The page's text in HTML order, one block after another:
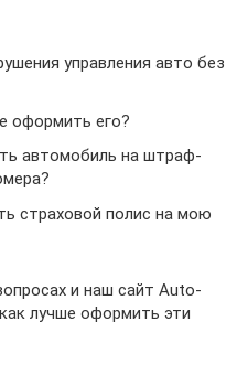
управления авто без
оформить его?
автомобиль на штраф-
страховой полис на мою
и наш сайт Auto-
лучше оформить эти